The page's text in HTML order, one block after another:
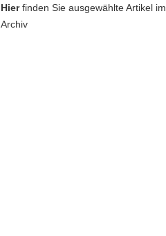
Hierfinden Sie ausgewählte Artikel im
Archiv